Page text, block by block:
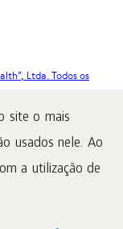
site o mais
usados nele. Ao
a utilização de
Ltda. Todos os